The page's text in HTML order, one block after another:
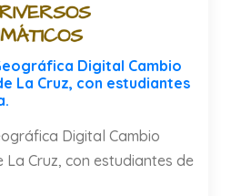
Digital Cambio
La Cruz, con estudiantes
Digital Cambio
La Cruz, con estudiantes de